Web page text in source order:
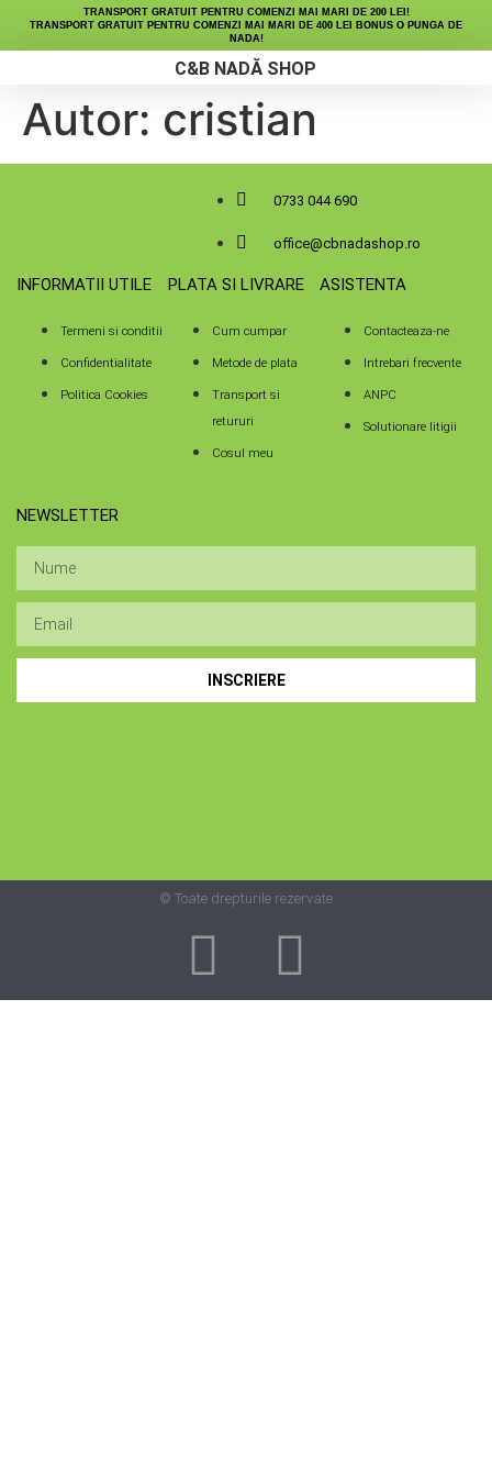
TRANSPORT GRATUIT PENTRU COMENZI MAI MARI DE 200 LEI!
TRANSPORT GRATUIT PENTRU COMENZI MAI MARI DE 400 LEI BONUS O PUNGA DE
NADA!
C&B NADĂ SHOP
Autor: cristian
0733 044 690
office@cbnadashop.ro
INFORMATII UTILE
Termeni si conditii
Confidentialitate
Politica Cookies
PLATA SI LIVRARE
Cum cumpar
Metode de plata
Transport si
retururi
Cosul meu
ASISTENTA
Contacteaza-ne
Intrebari frecvente
ANPC
Solutionare litigii
NEWSLETTER
INSCRIERE
© Toate drepturile rezervate